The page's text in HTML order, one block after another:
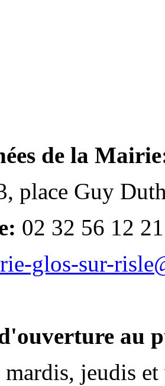
de la
place Guy
02 32 56 12 21
glos-sur-
au
jeudis et